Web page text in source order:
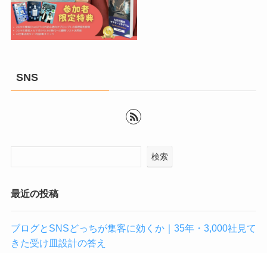
SNS
検索
最近の投稿
ブログとSNSどっちが集客に効くか｜35年・3,000社見て
きた受け皿設計の答え